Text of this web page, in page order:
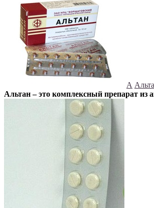
А
Альтан – это комплексный препарат из